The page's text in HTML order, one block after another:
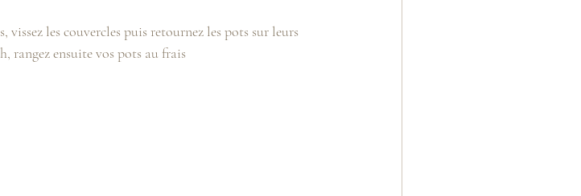
les couvercles puis retournez les pots sur leurs
rangez ensuite vos pots au frais